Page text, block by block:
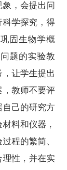
，会提出问
科学探究，得
固生物学概
题的实验教
让学生提出
教师不要评
己的研究方
料和仪器，
程的繁简、
性，并在实